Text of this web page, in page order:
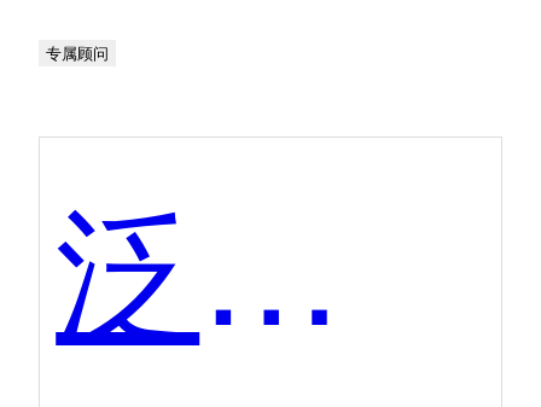
专属顾问
泛微·文书定